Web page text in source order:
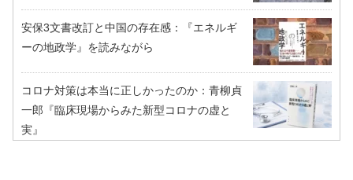
安保3文書改訂と中国の存在感：『エネルギ
ーの地政学』を読みながら
コロナ対策は本当に正しかったのか：青柳貞
一郎『臨床現場からみた新型コロナの虚と
実』